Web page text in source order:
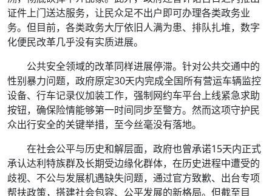
证件上门送达服务，让民众足不出户即可办理各类政务业
务。但目前，各类政务大厅依旧人满为患、排队扎堆，数字
化便民改革几乎没有实质进展。
公共安全领域的改革同样进展停滞。针对公共交通中的
性别暴力问题，政府原定30天内完成全国所有营运车辆监控
设备、行车记录仪加装工作，强制网约车平台上线紧急求助
按钮，确保险情能够第一时间同步至警方。然而这项守护民
众出行安全的关键举措，至今丝毫没有落地。
在社会公平与历史和解层面，政府也曾承诺15天内正式
承认达利特族群及长期受边缘化群体，在历史进程中遭受的
歧视、不公与发展机遇缺失问题，通过官方致歉、出台专项
帮扶政策，搭建社会包容、公平发展的新格局。但截至目